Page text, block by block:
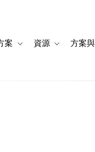
for 客戶故事
案 Toggle sub-navigation for
資源 Toggle sub-
方案